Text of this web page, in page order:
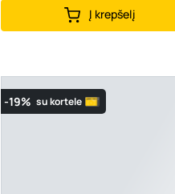
Į krepšelį
-19% su kortele